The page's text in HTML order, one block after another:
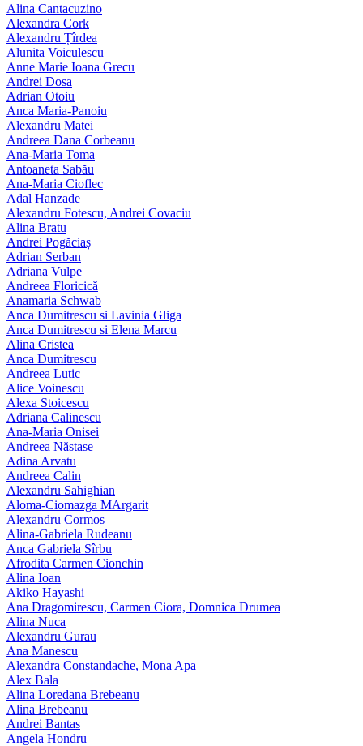
Alina Cantacuzino
Alexandra Cork
Alexandru Țîrdea
Alunita Voiculescu
Anne Marie Ioana Grecu
Andrei Dosa
Adrian Otoiu
Anca Maria-Panoiu
Alexandru Matei
Andreea Dana Corbeanu
Ana-Maria Toma
Antoaneta Sabău
Ana-Maria Cioflec
Adal Hanzade
Alexandru Fotescu, Andrei Covaciu
Alina Bratu
Andrei Pogăciaș
Adrian Serban
Adriana Vulpe
Andreea Floricică
Anamaria Schwab
Anca Dumitrescu si Lavinia Gliga
Anca Dumitrescu si Elena Marcu
Alina Cristea
Anca Dumitrescu
Andreea Lutic
Alice Voinescu
Alexa Stoicescu
Adriana Calinescu
Ana-Maria Onisei
Andreea Năstase
Adina Arvatu
Andreea Calin
Alexandru Sahighian
Aloma-Ciomazga MArgarit
Alexandru Cormos
Alina-Gabriela Rudeanu
Anca Gabriela Sîrbu
Afrodita Carmen Cionchin
Alina Ioan
Akiko Hayashi
Ana Dragomirescu, Carmen Ciora, Domnica Drumea
Alina Nuca
Alexandru Gurau
Ana Manescu
Alexandra Constandache, Mona Apa
Alex Bala
Alina Loredana Brebeanu
Alina Brebeanu
Andrei Bantas
Angela Hondru